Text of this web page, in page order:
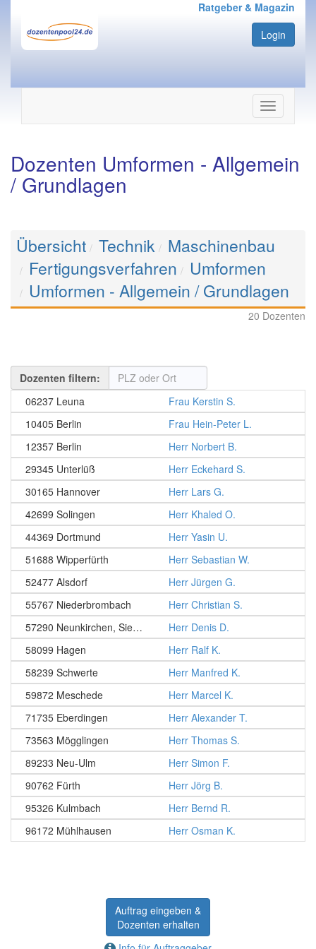
Ratgeber & Magazin
Login
Navigation
ein-/
Dozenten Umformen - Allgemein
/ Grundlagen
Übersicht Technik Maschinenbau
Fertigungsverfahren
Umformen
Umformen - Allgemein / Grundlagen
20 Dozenten
Dozenten filtern:
06237 Leuna
Frau Kerstin S.
10405 Berlin
Frau Hein-Peter L.
12357 Berlin
Herr Norbert B.
29345 Unterlüß
Herr Eckehard S.
30165 Hannover
Herr Lars G.
42699 Solingen
Herr Khaled O.
44369 Dortmund
Herr Yasin U.
51688 Wipperfürth
Herr Sebastian W.
52477 Alsdorf
Herr Jürgen G.
55767 Niederbrombach
Herr Christian S.
57290 Neunkirchen, Siegerland
Herr Denis D.
58099 Hagen
Herr Ralf K.
58239 Schwerte
Herr Manfred K.
59872 Meschede
Herr Marcel K.
71735 Eberdingen
Herr Alexander T.
73563 Mögglingen
Herr Thomas S.
89233 Neu-Ulm
Herr Simon F.
90762 Fürth
Herr Jörg B.
95326 Kulmbach
Herr Bernd R.
96172 Mühlhausen
Herr Osman K.
Auftrag eingeben &
Dozenten erhalten